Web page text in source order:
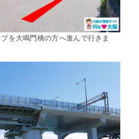
を大鳴門橋の方へ進んで行きま